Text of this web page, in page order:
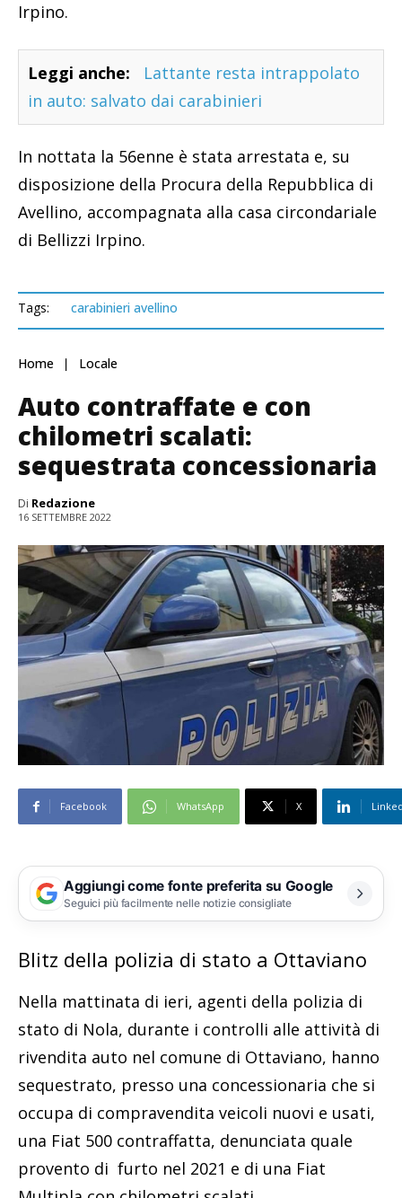
Irpino.
Leggi anche:
Lattante resta intrappolato
in auto: salvato dai carabinieri
In nottata la 56enne è stata arrestata e, su
disposizione della Procura della Repubblica di
Avellino, accompagnata alla casa circondariale
di Bellizzi Irpino.
Tags: carabinieri avellino
Home Locale
Auto contraffate e con
chilometri scalati:
sequestrata concessionaria
Di Redazione
16 SETTEMBRE 2022
Facebook WhatsApp X
Aggiungi come fonte preferita su Google
Seguici più facilmente nelle notizie consigliate
Blitz della polizia di stato a Ottaviano
Nella mattinata di ieri, agenti della polizia di
stato di Nola, durante i controlli alle attività di
rivendita auto nel comune di Ottaviano, hanno
sequestrato, presso una concessionaria che si
occupa di compravendita veicoli nuovi e usati,
una Fiat 500 contraffatta, denunciata quale
provento di furto nel 2021 e di una Fiat